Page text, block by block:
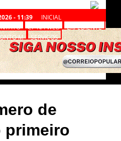
- 11:39
INICIAL
CP NA WEB
EXPEDIENTE
M SERVIÇOS
de
primeiro